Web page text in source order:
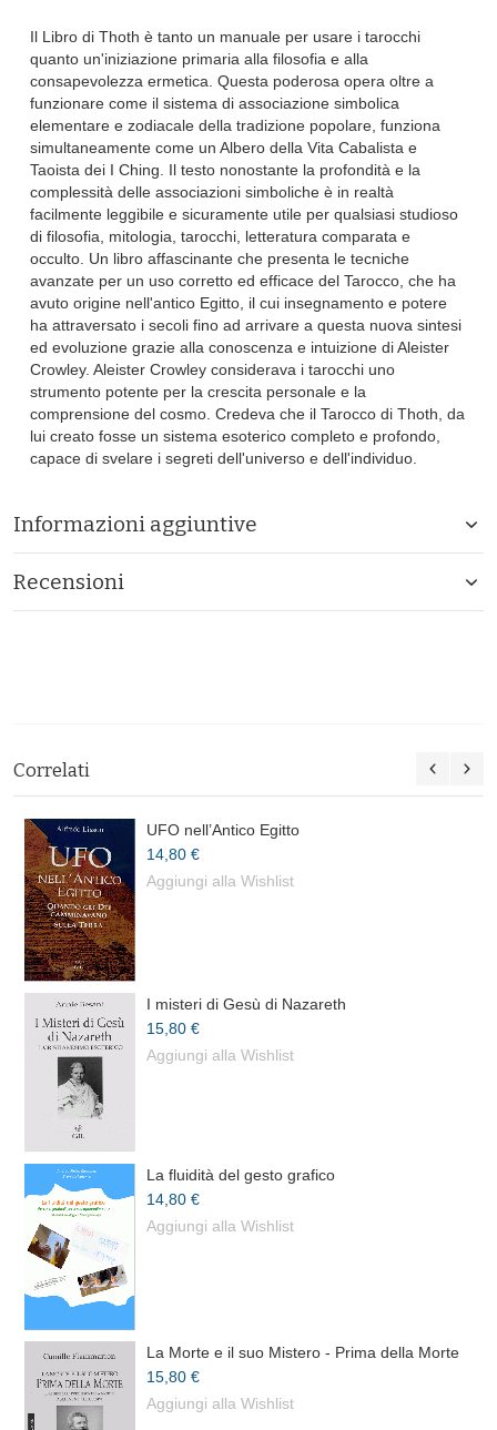
Correlati
UFO nell’Antico Egitto
14,80 €
Aggiungi alla Wishlist
I misteri di Gesù di Nazareth
15,80 €
Aggiungi alla Wishlist
La fluidità del gesto grafico
14,80 €
Aggiungi alla Wishlist
La Morte e il suo Mistero - Prima della Morte
15,80 €
Aggiungi alla Wishlist
Il Libro di Thoth è tanto un manuale per usare i tarocchi
quanto un'iniziazione primaria alla filosofia e alla
consapevolezza ermetica. Questa poderosa opera oltre a
funzionare come il sistema di associazione simbolica
elementare e zodiacale della tradizione popolare, funziona
simultaneamente come un Albero della Vita Cabalista e
Taoista dei I Ching. Il testo nonostante la profondità e la
complessità delle associazioni simboliche è in realtà
facilmente leggibile e sicuramente utile per qualsiasi studioso
di filosofia, mitologia, tarocchi, letteratura comparata e
occulto. Un libro affascinante che presenta le tecniche
avanzate per un uso corretto ed efficace del Tarocco, che ha
avuto origine nell'antico Egitto, il cui insegnamento e potere
ha attraversato i secoli fino ad arrivare a questa nuova sintesi
ed evoluzione grazie alla conoscenza e intuizione di Aleister
Crowley. Aleister Crowley considerava i tarocchi uno
strumento potente per la crescita personale e la
comprensione del cosmo. Credeva che il Tarocco di Thoth, da
lui creato fosse un sistema esoterico completo e profondo,
capace di svelare i segreti dell'universo e dell'individuo.
Informazioni aggiuntive
Recensioni